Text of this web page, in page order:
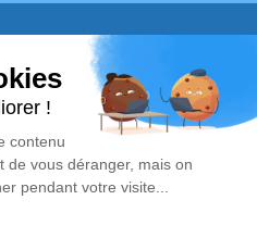
– 38540 – Heyrieux
Liens utiles
Avis de décès